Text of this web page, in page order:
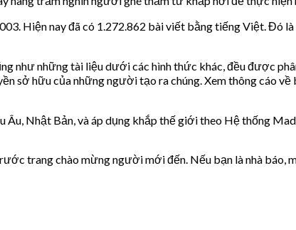
Hiện nay đã có 1.272.862 bài viết bằng tiếng Việt. Đó
như những tài liệu dưới các hình thức khác, đều được
sở hữu của những người tạo ra chúng. Xem thông cáo
Âu, Nhật Bản, và áp dụng khắp thế giới theo Hệ thống
trang chào mừng người mới đến. Nếu bạn là nhà báo,